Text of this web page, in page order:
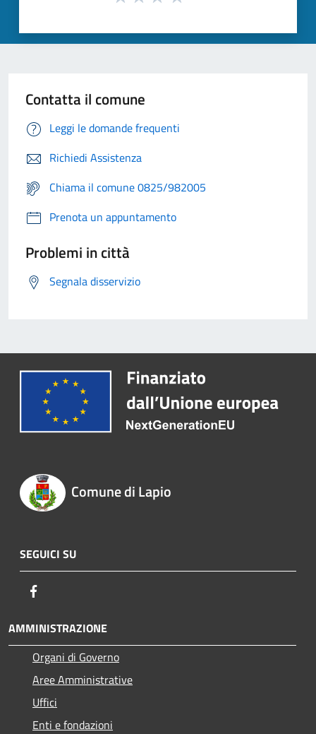
Contatta il comune
Leggi le domande frequenti
Richiedi Assistenza
Chiama il comune 0825/982005
Prenota un appuntamento
Problemi in città
Segnala disservizio
Comune di Lapio
SEGUICI SU
AMMINISTRAZIONE
Organi di Governo
Aree Amministrative
Uffici
Enti e fondazioni